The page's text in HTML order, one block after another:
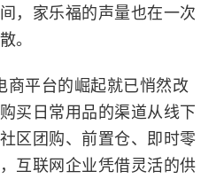
，家乐福的声量也在一次
。
平台的崛起就已悄然改
买日常用品的渠道从线下
区团购、前置仓、即时零
互联网企业凭借灵活的供